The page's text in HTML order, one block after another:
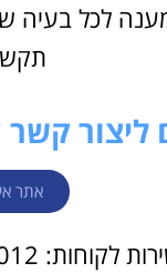
אחראי לתת
עם 012 שירות
אתר
6012* או 1-800-055-888